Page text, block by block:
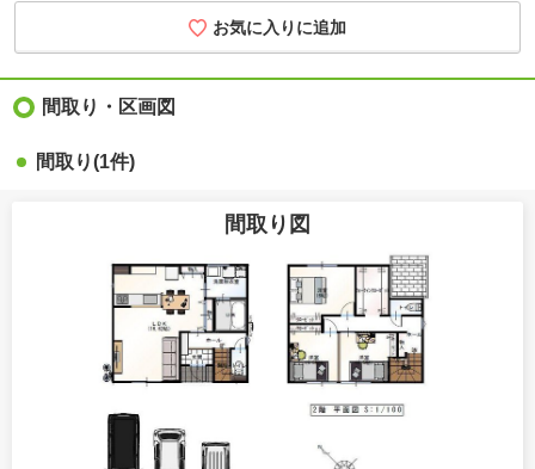
お気に入りに追加
間取り・区画図
間取り(1件)
間取り図